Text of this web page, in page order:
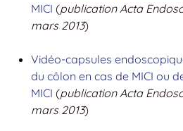
MICI (publication Acta
mars 2013)
Vidéo-capsules
du côlon en cas de MICI ou
MICI (publication Acta
mars 2013)